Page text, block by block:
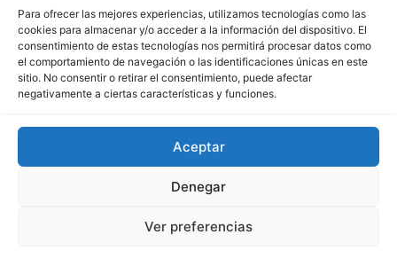
Para ofrecer las mejores experiencias, utilizamos tecnologías como las
cookies para almacenar y/o acceder a la información del dispositivo. El
consentimiento de estas tecnologías nos permitirá procesar datos como
el comportamiento de navegación o las identificaciones únicas en este
sitio. No consentir o retirar el consentimiento, puede afectar
negativamente a ciertas características y funciones.
Aceptar
Denegar
Ver preferencias